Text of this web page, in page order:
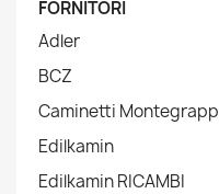
FORNITORI
Adler
BCZ
Caminetti
Edilkamin
Edilkamin RICAMBI